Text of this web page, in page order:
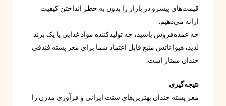
قیمت‌های پیشرو در بازار را بدون به خطر انداختن کیفیت
ارائه می‌دهیم.
چه عمده‌فروش باشید، چه تولیدکننده مواد غذایی یا یک برند
لذیذ، هیوا ناتس منبع قابل اعتماد شما برای مغز پسته فندقی
خندان ممتاز است.
نتیجه‌گیری
مغز پسته خندان بهترین‌های سنت ایرانی و فرآوری مدرن را